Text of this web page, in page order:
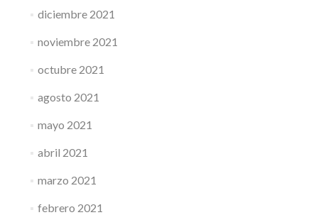
diciembre 2021
noviembre 2021
octubre 2021
agosto 2021
mayo 2021
abril 2021
marzo 2021
febrero 2021